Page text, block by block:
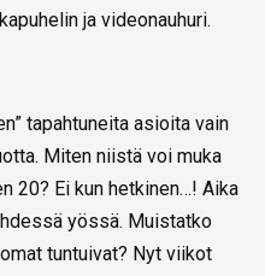
ja videonauhuri.
tapahtuneita asioita vain
Miten niistä voi muka
20? Ei kun hetkinen…! Aika
yössä. Muistatko
tuntuivat? Nyt viikot